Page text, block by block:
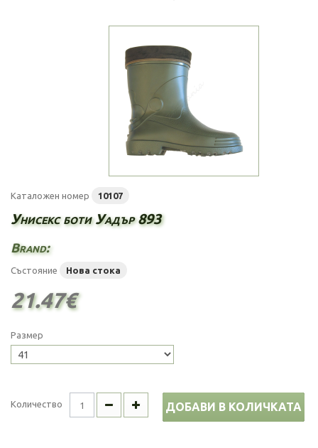
Каталожен номер 10107
Унисекс боти Уадър 893
Brand:
Състояние Нова стока
21.47€
Размер
Количество ДОБАВИ В КОЛИЧКАТА